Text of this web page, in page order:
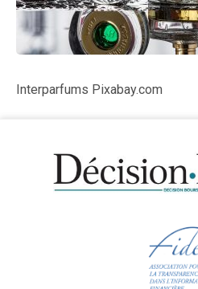
Interparfums Pixabay.com